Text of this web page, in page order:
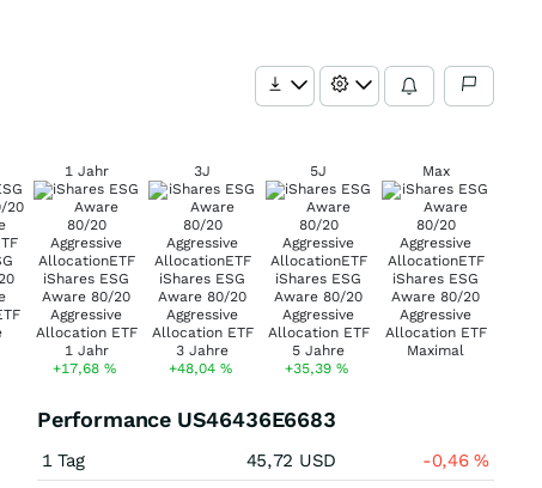
1 Jahr
+17,68 %
3J
+48,04 %
5J
+35,39 %
Max
Performance US46436E6683
1 Tag 45,72 USD -0,46%